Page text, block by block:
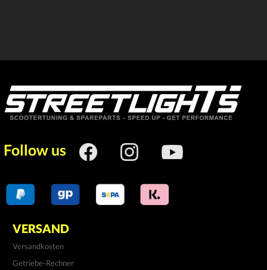
Follow us
VERSAND
Versandkosten
Getriebe-Rechner